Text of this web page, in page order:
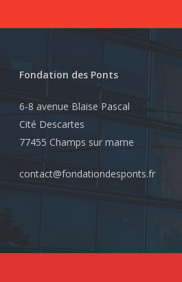
Fondation des Ponts
6-8 avenue Blaise Pascal
Cité Descartes
77455 Champs sur marne
contact@fondationdesponts.fr